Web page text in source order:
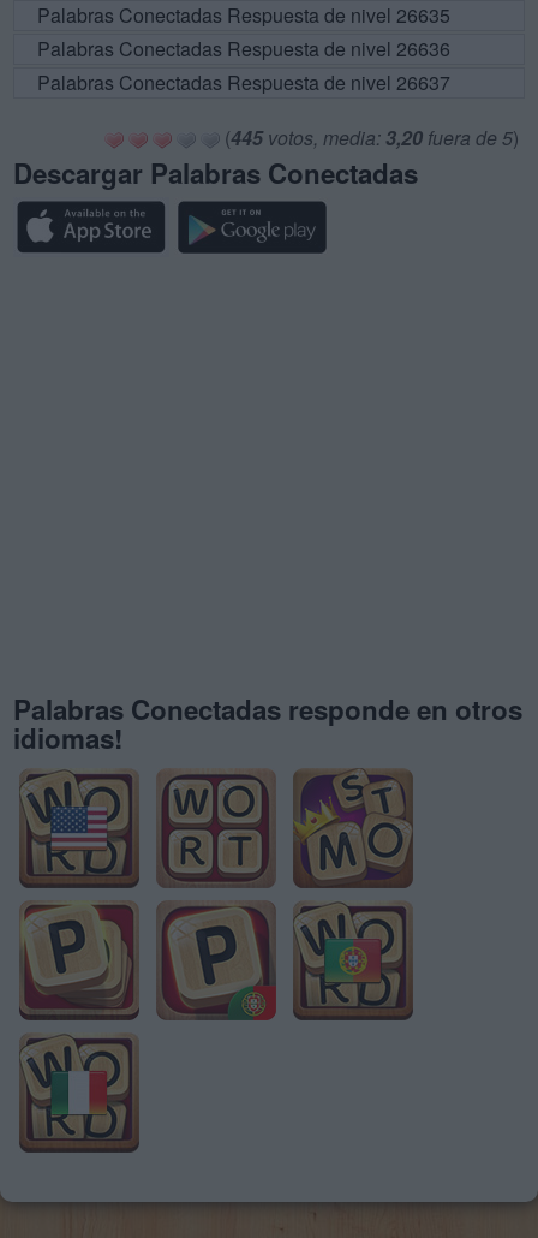
Palabras Conectadas Respuesta de nivel 26635
Palabras Conectadas Respuesta de nivel 26636
Palabras Conectadas Respuesta de nivel 26637
(445votos, media: 3,20 fuera de 5)
Descargar Palabras Conectadas
Palabras Conectadas responde en otros
idiomas!